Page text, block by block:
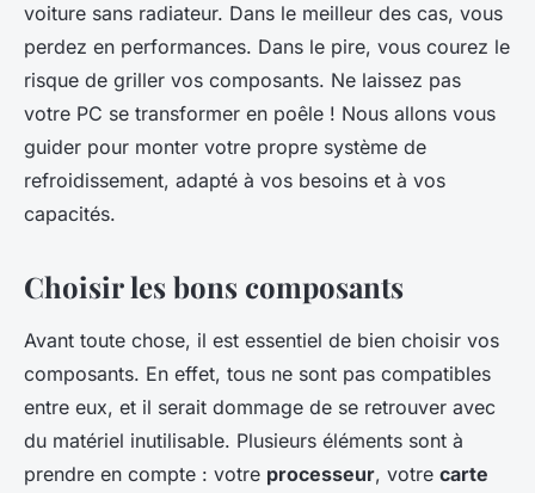
voiture sans radiateur. Dans le meilleur des cas, vous
perdez en performances. Dans le pire, vous courez le
risque de griller vos composants. Ne laissez pas
votre PC se transformer en poêle ! Nous allons vous
guider pour monter votre propre système de
refroidissement, adapté à vos besoins et à vos
capacités.
Choisir les bons composants
Avant toute chose, il est essentiel de bien choisir vos
composants. En effet, tous ne sont pas compatibles
entre eux, et il serait dommage de se retrouver avec
du matériel inutilisable. Plusieurs éléments sont à
prendre en compte : votre processeur, votre carte